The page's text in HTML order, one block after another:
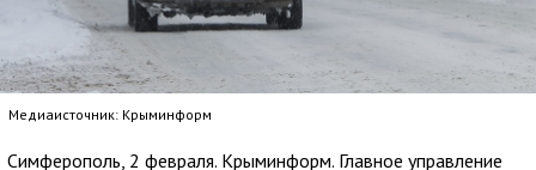
Медиаисточник: Крыминформ
Симферополь, 2 февраля. Крыминформ. Главное управление